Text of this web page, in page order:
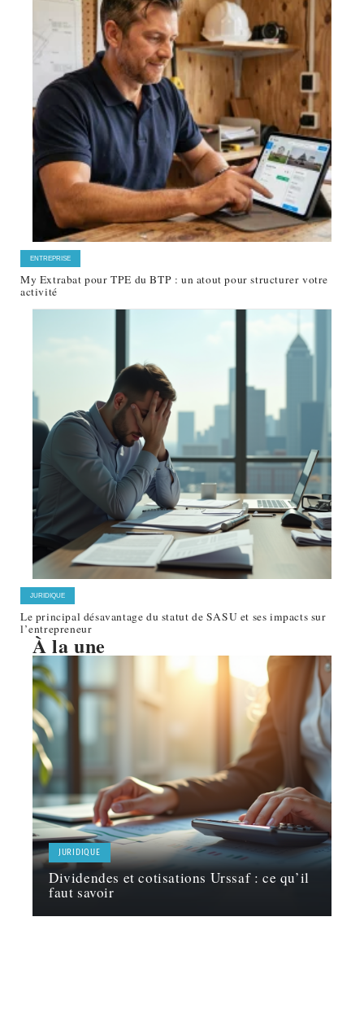
ENTREPRISE
My Extrabat pour TPE du BTP : un atout pour structurer votre
activité
JURIDIQUE
Le principal désavantage du statut de SASU et ses impacts sur
l’entrepreneur
À la une
JURIDIQUE
Dividendes et cotisations Urssaf : ce qu’il
faut savoir